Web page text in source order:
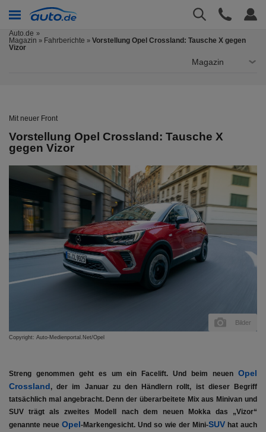
Auto.de
Magazin » Fahrberichte » Vorstellung Opel Crossland: Tausche X gegen
Vizor
Magazin
Mit neuer Front
Vorstellung Opel Crossland: Tausche X
gegen Vizor
Bilder
Copyright: Auto-Medienportal.Net/Opel
Streng genommen geht es um ein Facelift. Und beim neuen Opel
Crossland, der im Januar zu den Händlern rollt, ist dieser Begriff
tatsächlich mal angebracht. Denn der überarbeitete Mix aus Minivan und
SUV trägt als zweites Modell nach dem neuen Mokka das „Vizor“
genannte neueOpel-Markengesicht. Und so wie der Mini-SUVhat auch